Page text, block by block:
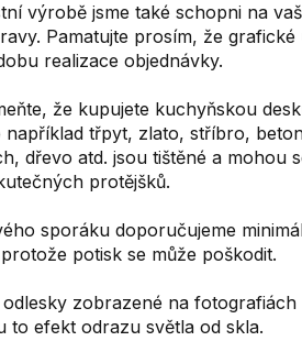
výrobě jsme také schopni na
Pamatujte prosím, že
realizace objednávky.
že kupujete kuchyňskou
například třpyt, zlato, stříbro,
dřevo atd. jsou tištěné a mohou
protějšků.
sporáku doporučujeme
potisk se může poškodit.
odlesky zobrazené na
to efekt odrazu světla od skla.